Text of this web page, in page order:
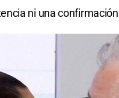
ni una